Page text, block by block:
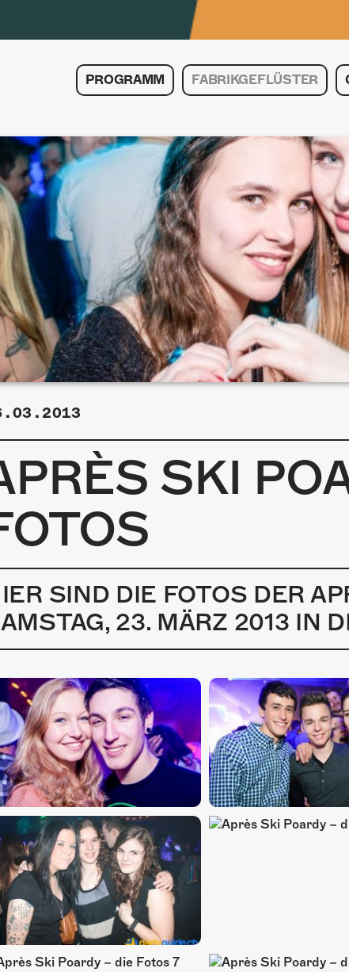
PROGRAMM FABRIKGEFLÜSTER
SKI
SIND DIE FOTOS DER
23. MÄRZ 2013 IN